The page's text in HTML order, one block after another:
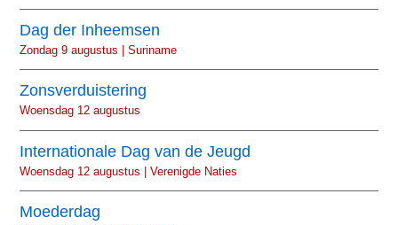
Dag der Inheemsen
Zondag 9 augustus | Suriname
Zonsverduistering
Woensdag 12 augustus
Internationale Dag van de Jeugd
Woensdag 12 augustus | Verenigde Naties
Moederdag